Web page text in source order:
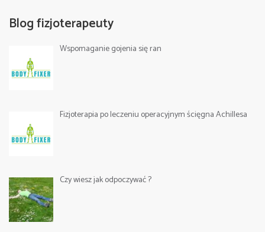
Blog fizjoterapeuty
Wspomaganie gojenia się ran
Fizjoterapia po leczeniu operacyjnym ścięgna Achillesa
Czy wiesz jak odpoczywać ?